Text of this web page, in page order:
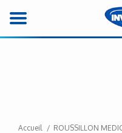
Accueil ROUSSILLON